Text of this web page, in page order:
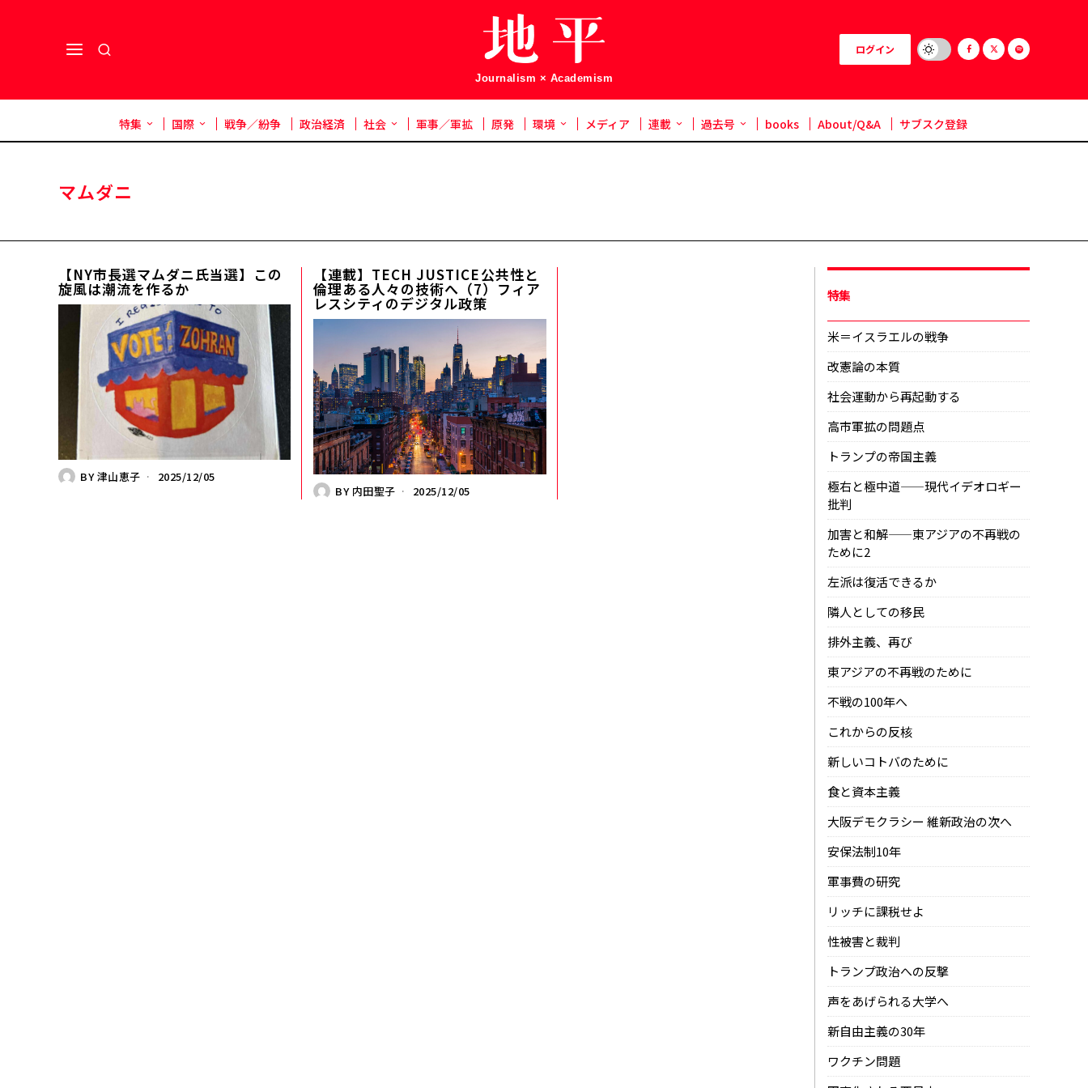
Journalism × Academism
ログイン
特集 国際 戦争／紛争 政治経済 社会 軍事／軍拡 原発 環境 メディア 連載 過去号 books About/Q&A サブスク登録
マムダニ
【NY市長選マムダニ氏当選】この
旋風は潮流を作るか
BY津山恵子 2025/12/05
【連載】TECH JUSTICE――公共性と
倫理ある人々の技術へ（7）フィア
レスシティのデジタル政策
BY 内田聖子 2025/12/05
特集
米＝イスラエルの戦争
改憲論の本質
社会運動から再起動する
高市軍拡の問題点
トランプの帝国主義
極右と極中道——現代イデオロギー
批判
加害と和解——東アジアの不再戦の
ために2
左派は復活できるか
隣人としての移民
排外主義、再び
東アジアの不再戦のために
不戦の100年へ
これからの反核
新しいコトバのために
食と資本主義
大阪デモクラシー 維新政治の次へ
安保法制10年
軍事費の研究
リッチに課税せよ
性被害と裁判
トランプ政治への反撃
声をあげられる大学へ
新自由主義の30年
ワクチン問題